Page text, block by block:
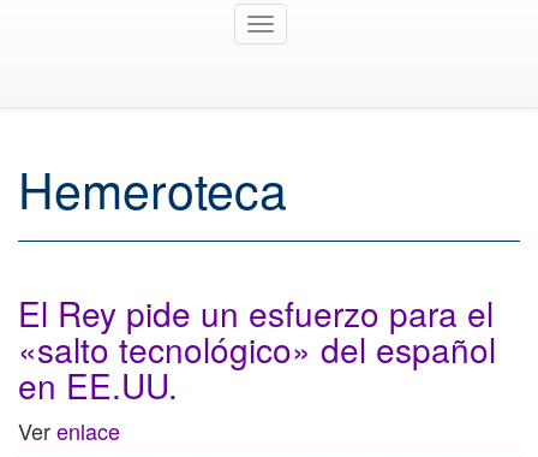
Toggle
Hemeroteca
El Rey pide un esfuerzo para el
«salto tecnológico» del español
en EE.UU.
Verenlace